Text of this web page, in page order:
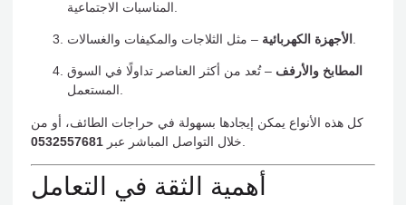
الأجهزة الكهربائية
المطابخ والأرفف – تُعد من أكثر العناصر تداولًا في السوق
المستعمل.
كل هذه الأنواع يمكن إيجادها بسهولة في حراجات الطائف، أو من
خلال التواصل المباشر عبر 0532557681
أهمية الثقة في التعامل